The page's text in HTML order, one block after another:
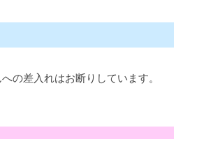
の差入れはお断りしています。